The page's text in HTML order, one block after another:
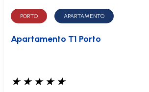
PORTO APARTAMENTO
Apartamento T1 Porto
★ ★ ★ ★ ★